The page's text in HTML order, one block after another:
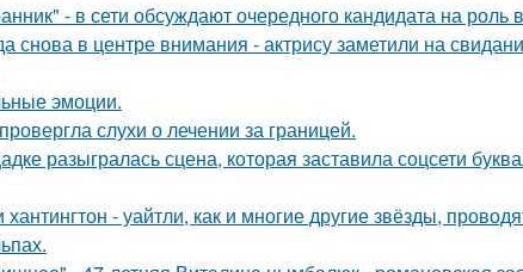
- в сети обсуждают очередного кандидата на роль
снова в центре внимания - актрису заметили на
эмоции.
слухи о лечении за границей.
разыгралась сцена, которая заставила соцсети
- уайтли, как и многие другие звёзды,